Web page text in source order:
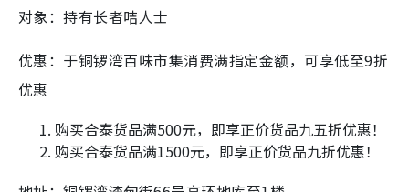
对象：持有长者咭人士
优惠：于铜锣湾百味市集消费满指定金额，可享低至9折
优惠
购买合泰货品满500元，即享正价货品九五折优惠！
购买合泰货品满1500元，即享正价货品九折优惠！